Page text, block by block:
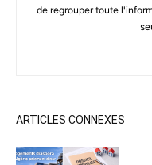
de regrouper toute
ARTICLES CONNEXES